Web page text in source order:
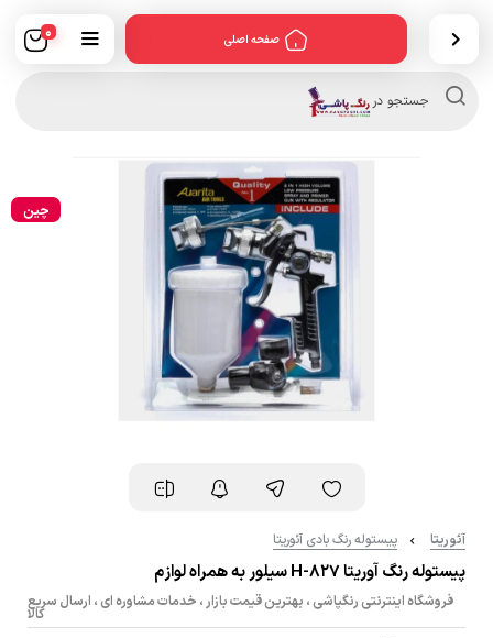
صفحه اصلی 0
search
جستجو در
چین
آئوریتا پیستوله رنگ بادی آئوریتا
پیستوله رنگ آوریتا H-۸۲۷ سیلور به همراه لوازم
فروشگاه اینترنتی رنگپاشی ، بهترین قیمت بازار ، خدمات مشاوره ای ، ارسال سریع
کالا